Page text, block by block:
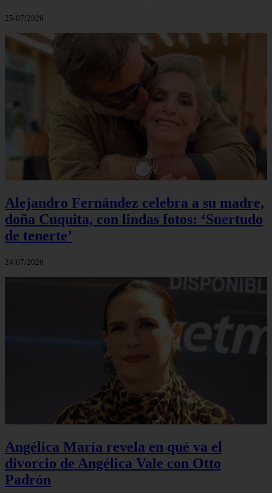
25/07/2026
Alejandro Fernández celebra a su madre,
doña Cuquita, con lindas fotos: ‘Suertudo
de tenerte’
24/07/2026
Angélica María revela en qué va el
divorcio de Angélica Vale con Otto
Padrón